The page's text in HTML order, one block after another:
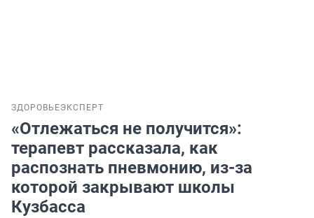
ЗДОРОВЬЕЭКСПЕРТ
«Отлежаться не получится»:
терапевт рассказала, как
распознать пневмонию, из-за
которой закрывают школы
Кузбасса